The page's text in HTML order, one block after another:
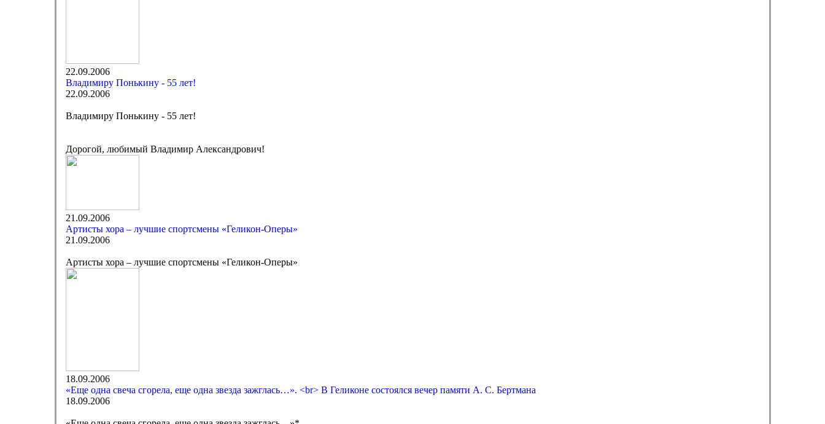
22.09.2006
Владимиру Понькину - 55 лет!
22.09.2006
Владимиру Понькину - 55 лет!
Дорогой, любимый Владимир Александрович!
21.09.2006
Артисты хора – лучшие спортсмены «Геликон-Оперы»
21.09.2006
Артисты хора – лучшие спортсмены «Геликон-Оперы»
18.09.2006
«Еще одна свеча сгорела, еще одна звезда зажглась…». <br> В Геликоне состоялся вечер памяти А. С. Бертмана
18.09.2006